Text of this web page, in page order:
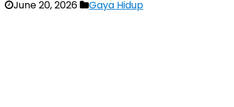
June 20, 2026 Gaya Hidup